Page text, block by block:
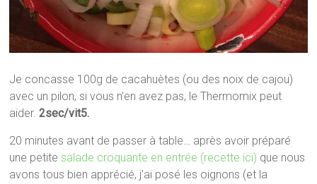
Je concasse 100g de cacahuètes (ou des noix de cajou)
avec un pilon, si vous n’en avez pas, le Thermomix peut
aider.2sec/vit5.
20 minutes avant de passer à table… après avoir préparé
une petite salade croquante en entrée (recette ici) que nous
avons tous bien apprécié, j’ai posé les oignons (et la